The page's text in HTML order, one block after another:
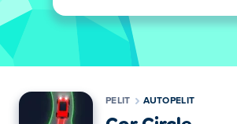
PELIT AUTOPELIT